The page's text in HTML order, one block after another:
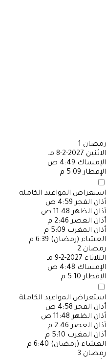
رمضان 1
الاثنين 2027-2-8 مـ
الإمساك 4:49 ص
الإفطار 5:09 م
استعراض المواعيد الكاملة
أذان الفجر 4:59 ص
أذان الظهر 11:48 ص
أذان العصر 2:46 م
أذان المغرب 5:09 م
العشاء (رمضان) 6:39 م
رمضان 2
الثلاثاء 2027-2-9 مـ
الإمساك 4:48 ص
الإفطار 5:10 م
استعراض المواعيد الكاملة
أذان الفجر 4:58 ص
أذان الظهر 11:48 ص
أذان العصر 2:46 م
أذان المغرب 5:10 م
العشاء (رمضان) 6:40 م
رمضان 3